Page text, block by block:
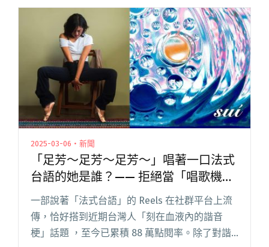
閱讀全文 "【吹專訪】穢土轉生陳一郎，不同世
代都能「共感」的飄撇與苦情：Freddy ⇋ 柯智
豪談大港開唱特別企劃"
2025-03-06・新聞
「足芳～足芳～足芳～」唱著一口法式
台語的她是誰？—— 拒絕當「唱歌機
器」的李竺芯
一部說著「法式台語」的 Reels 在社群平台上流
傳，恰好搭到近期台灣人「刻在血液內的諧音
梗」話題 ，至今已累積 88 萬點閱率。除了對諧